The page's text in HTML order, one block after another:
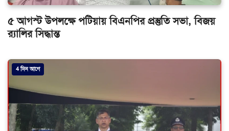
৫ আগস্ট উপলক্ষে পটিয়ায় বিএনপির প্রস্তুতি সভা, বিজয়
র‌্যালির সিদ্ধান্ত
4 দিন আগে